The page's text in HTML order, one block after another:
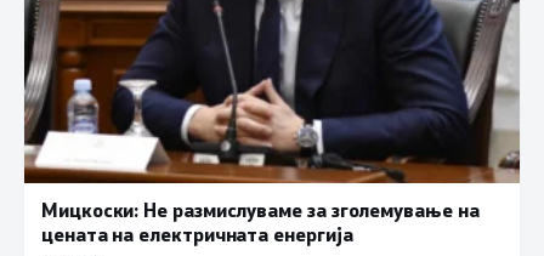
Мицкоски: Не размислуваме за зголемување на
цената на електричната енергија